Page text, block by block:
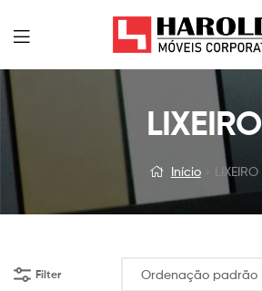
LIXEIRO
Início LIXEIRO
Filter